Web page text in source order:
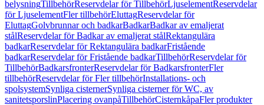
belysningTillbehörReservdelar för TillbehörLjuselementReservdelar
för LjuselementFler tillbehörEluttagReservdelar för
EluttagGolvbrunnar och badkarBadkarBadkar av emaljerat
stålReservdelar för Badkar av emaljerat stålRektangulära
badkarReservdelar för Rektangulära badkarFristående
badkarReservdelar för Fristående badkarTillbehörReservdelar för
TillbehörBadkarsfronterReservdelar för BadkarsfronterFler
tillbehörReservdelar för Fler tillbehörInstallations- och
spolsystemSynliga cisternerSynliga cisterner för WC, av
sanitetsporslinPlacering ovanpåTillbehörCisternkåpaFler produkter